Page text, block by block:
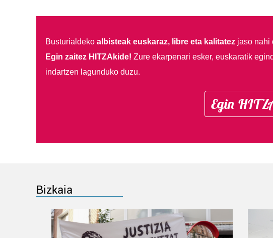
Busturialdeko albisteak euskaraz, libre eta kalitatezjaso nahi
Egin zaitez HITZAkide! Zure ekarpenari esker, euskaratik
indartzen lagunduko duzu.
Egin
Bizkaia